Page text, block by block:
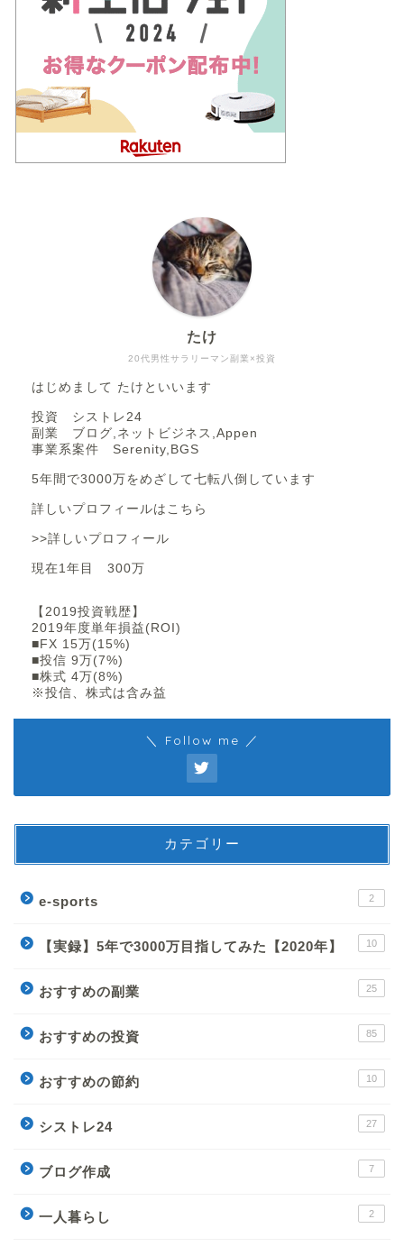
20代男性サラリーマン副業×投資
たけ
はじめまして たけといいます
投資 シストレ24
副業 ブログ,ネットビジネス,Appen
事業系案件 Serenity,BGS
5年間で3000万をめざして七転八倒しています
詳しいプロフィールはこちら
>>詳しいプロフィール
現在1年目 300万
【2019投資戦歴】
2019年度単年損益(ROI)
■FX 15万(15%)
■投信 9万(7%)
■株式 4万(8%)
※投信、株式は含み益
＼ Follow me ／
カテゴリー
e-sports 2
【実録】5年で3000万目指してみた【2020年】 10
おすすめの副業 25
おすすめの投資 85
おすすめの節約 10
シストレ24 27
ブログ作成 7
一人暮らし 2